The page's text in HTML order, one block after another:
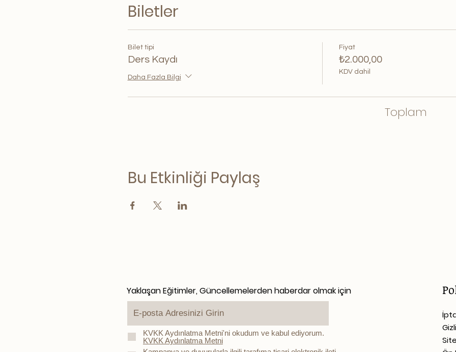
Biletler
Bilet tipi
Ders Kaydı
Daha Fazla Bilgi
Fiyat
₺2.000,00
KDV dahil
Toplam
Bu Etkinliği Paylaş
Yaklaşan Eğitimler, Güncellemelerden haberdar olmak için
KVKK Aydınlatma Metni'ni okudum ve kabul ediyorum.
KVKK Aydınlatma Metni